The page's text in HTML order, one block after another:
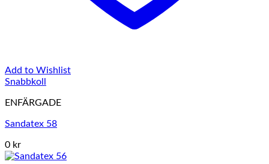
Add to Wishlist
Snabbkoll
ENFÄRGADE
Sandatex 58
0 kr